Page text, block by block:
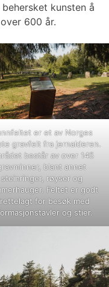
kunsten å
600 år.
er et av Norges
gravfelt fra jernalderen.
består av over 145
blant annet
steinringer, røyser og
Feltet er godt
for besøk med
og stier.